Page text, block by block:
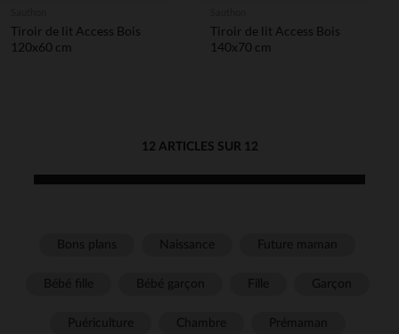
Tiroir de lit Access Bois
120x60 cm
Tiroir de lit Access Bois
140x70 cm
12 ARTICLES SUR 12